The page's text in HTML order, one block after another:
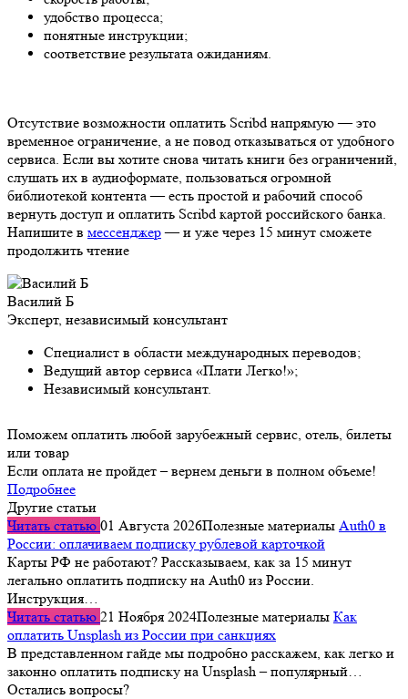
удобство процесса;
понятные инструкции;
соответствие результата ожиданиям.
Отсутствие возможности оплатить Scribd напрямую — это
временное ограничение, а не повод отказываться от удобного
сервиса. Если вы хотите снова читать книги без ограничений,
слушать их в аудиоформате, пользоваться огромной
библиотекой контента — есть простой и рабочий способ
вернуть доступ и оплатить Scribd картой российского банка.
Напишите в мессенджер— и уже через 15 минут сможете
продолжить чтение
Василий Б
Эксперт, независимый консультант
Специалист в области международных переводов;
Ведущий автор сервиса «Плати Легко!»;
Независимый консультант.
Поможем оплатить любой зарубежный сервис, отель, билеты
или товар
Если оплата не пройдет – вернем деньги в полном объеме!
Подробнее
Другие статьи
Читать статью 01 Августа 2026Полезные материалы Auth0 в
России: оплачиваем подписку рублевой карточкой
Карты РФ не работают? Рассказываем, как за 15 минут
легально оплатить подписку на Auth0 из России.
Инструкция…
Читать статью 21 Ноября 2024Полезные материалы Как
оплатить Unsplash из России при санкциях
В представленном гайде мы подробно расскажем, как легко и
законно оплатить подписку на Unsplash – популярный…
Остались вопросы?